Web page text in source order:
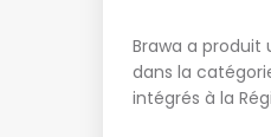
Brawa a produit
dans la
intégrés à la